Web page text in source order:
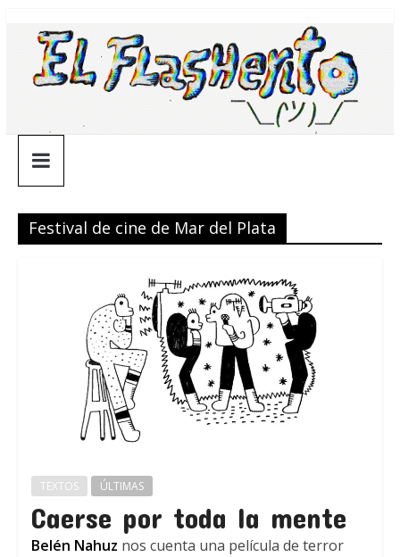
contenido
¯\_(ツ)_/
¯
Festival de cine de Mar del Plata
TEXTOS ÚLTIMAS
Caerse por toda la mente
Belén Nahuz nos cuenta una película de terror